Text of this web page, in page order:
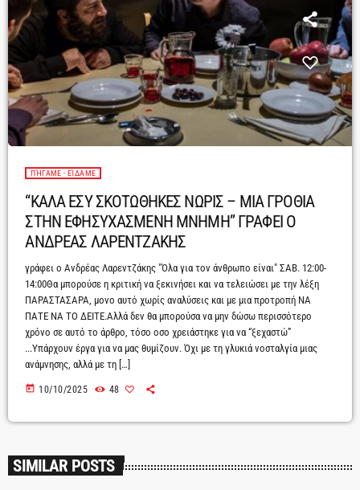
ΠΉΓΑΜΕ - ΕΊΔΑΜΕ
“ΚΑΛΑ ΕΣΥ ΣΚΟΤΩΘΗΚΕΣ ΝΩΡΙΣ – ΜΙΑ ΓΡΟΘΙΑ
ΣΤΗΝ ΕΦΗΣΥΧΑΣΜΕΝΗ ΜΝΗΜΗ” ΓΡΑΦΕΙ Ο
ΑΝΔΡΕΑΣ ΛΑΡΕΝΤΖΑΚΗΣ
γράφει o Ανδρέας Λαρεντζάκης "Όλα για τον άνθρωπο είναι" ΣΑΒ. 12:00-
14:00Θα μπορούσε η κριτική να ξεκινήσει και να τελειώσει με την λέξη
ΠΑΡΑΣΤΑΣΑΡΑ, μονο αυτό χωρίς αναλύσεις και με μια προτροπή ΝΑ
ΠΑΤΕ ΝΑ ΤΟ ΔΕΙΤΕ.Αλλά δεν θα μπορούσα να μην δώσω περισσότερο
χρόνο σε αυτό το άρθρο, τόσο οσο χρειάστηκε για να “ξεχαστώ”
...Υπάρχουν έργα για να μας θυμίζουν. Όχι με τη γλυκιά νοσταλγία μιας
ανάμνησης, αλλά με τη […]
today 10/10/2025 48
SIMILAR POSTS